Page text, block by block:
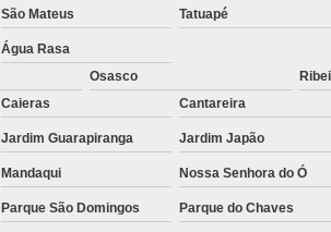
São Mateus Tatuapé
Água Rasa
Osasco
Caieras Cantareira
Jardim Guarapiranga Jardim Japão
Mandaqui Nossa Senhora do Ó
Parque São Domingos Parque do Chaves